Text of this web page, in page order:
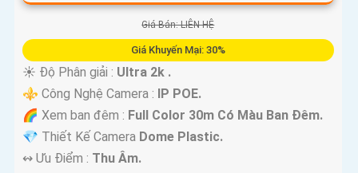
Giá Bán: LIÊN HỆ
Giá Khuyến Mại: 30%
☀️ Độ Phân giải : Ultra 2k .
⚜️ Công Nghệ Camera :
IP POE.
🌈 Xem ban đêm : Full Color 30m Có Màu Ban Ðêm.
💎 Thiết Kế Camera Dome Plastic.
️↭ Ưu Điểm : Thu Âm.